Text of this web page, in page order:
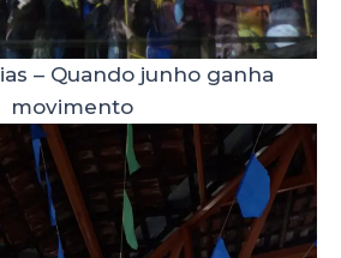
– Quando junho ganha
movimento